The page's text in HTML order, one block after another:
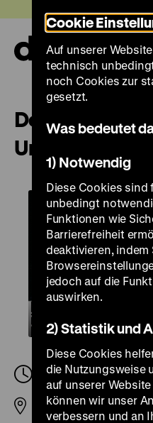
zum
Seiteninhalt
springen
Doppelt
Umwelt
Donnerstag, 13.
Pei-Bau
Cookie
Auf unserer
technisch
noch Cookies zur
gesetzt.
Was bedeutet
1) Notwendig
Diese Cookies sind
unbedingt
Funktionen wie
Barrierefreiheit
deaktivieren, indem
jedoch auf die
auswirken.
2) Statistik und
Diese Cookies
die Nutzungsweise
auf unserer
können wir unser
verbessern und an